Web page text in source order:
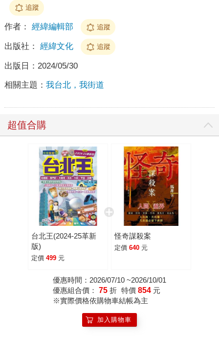
追蹤
作者： 經緯編輯部 追蹤
出版社： 經緯文化 追蹤
出版日： 2024/05/30
相關主題： 我台北，我街道
超值合購
台北王(2024-25革新
版)
定價 499 元
怪奇謀殺案
定價 640 元
優惠時間：2026/07/10 ~2026/10/01
優惠組合價： 75 折 特價 854 元
※實際價格依購物車結帳為主
加入購物車